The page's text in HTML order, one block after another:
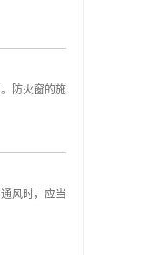
防火窗的施
风时，应当